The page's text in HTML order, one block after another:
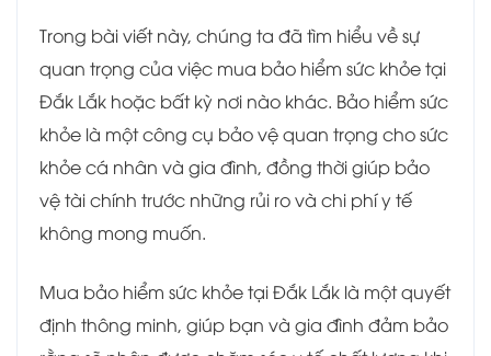
Trong bài viết này, chúng ta đã tìm hiểu về sự
quan trọng của việc mua bảo hiểm sức khỏe tại
Đắk Lắk hoặc bất kỳ nơi nào khác. Bảo hiểm sức
khỏe là một công cụ bảo vệ quan trọng cho sức
khỏe cá nhân và gia đình, đồng thời giúp bảo
vệ tài chính trước những rủi ro và chi phí y tế
không mong muốn.
Mua bảo hiểm sức khỏe tại Đắk Lắk là một quyết
định thông minh, giúp bạn và gia đình đảm bảo